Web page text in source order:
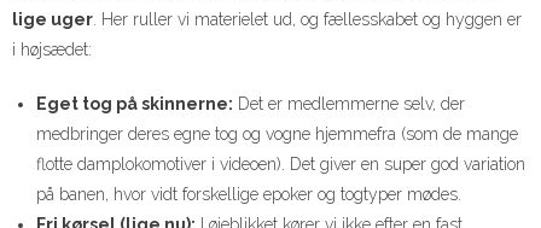
lige uger . Her ruller vi materielet ud, og fællesskabet og hyggen er
i højsædet:
Eget tog på skinnerne: Det er medlemmerne selv, der
medbringer deres egne tog og vogne hjemmefra (som de mange
flotte damplokomotiver i videoen). Det giver en super god variation
på banen, hvor vidt forskellige epoker og togtyper mødes.
Fri kørsel (lige nu): I øjeblikket kører vi ikke efter en fast